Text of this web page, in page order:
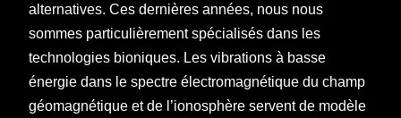
alternatives. Ces dernières années, nous nous
sommes particulièrement spécialisés dans les
technologies bioniques. Les vibrations à basse
énergie dans le spectre électromagnétique du champ
géomagnétique et de l’ionosphère servent de modèle